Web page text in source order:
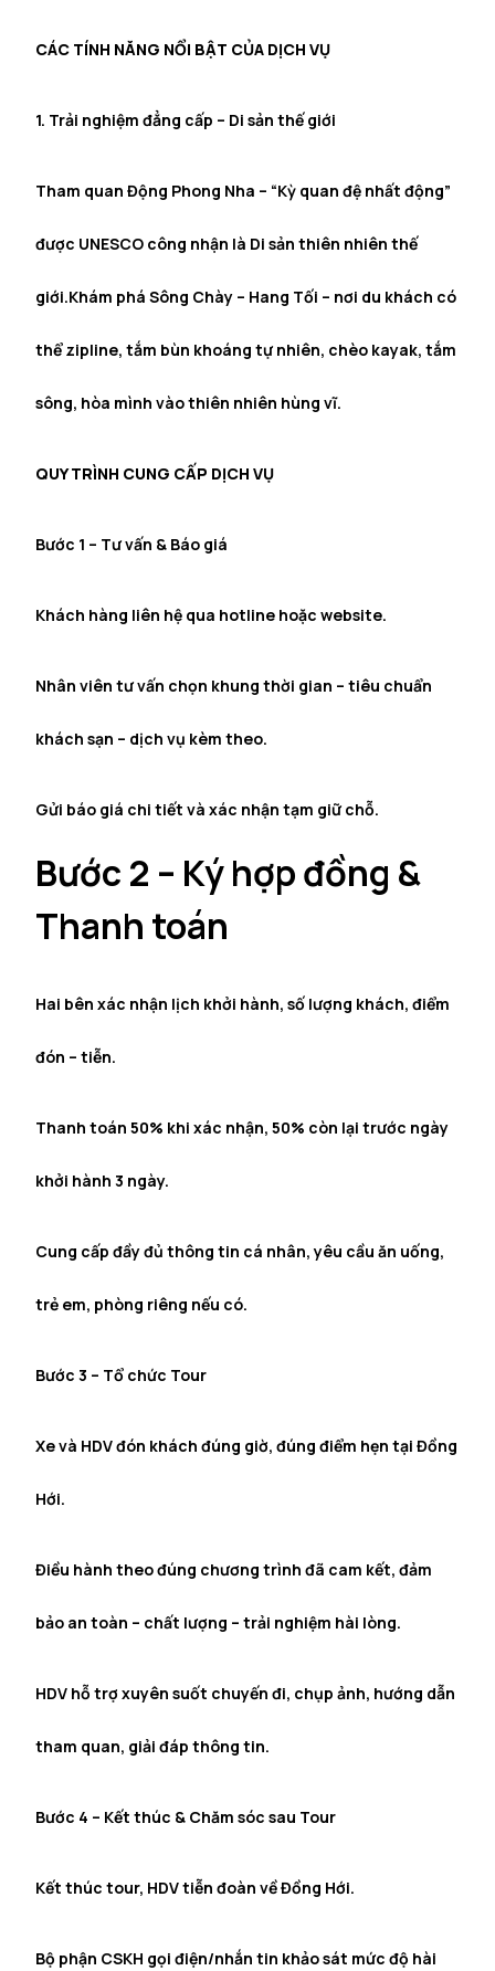
CÁC TÍNH NĂNG NỔI BẬT CỦA DỊCH VỤ
1. Trải nghiệm đẳng cấp – Di sản thế giới
Tham quan Động Phong Nha – “Kỳ quan đệ nhất động”
được UNESCO công nhận là Di sản thiên nhiên thế
giới.Khám phá Sông Chày – Hang Tối – nơi du khách có
thể zipline, tắm bùn khoáng tự nhiên, chèo kayak, tắm
sông, hòa mình vào thiên nhiên hùng vĩ.
QUY TRÌNH CUNG CẤP DỊCH VỤ
Bước 1 – Tư vấn & Báo giá
Khách hàng liên hệ qua hotline hoặc website.
Nhân viên tư vấn chọn khung thời gian – tiêu chuẩn
khách sạn – dịch vụ kèm theo.
Gửi báo giá chi tiết và xác nhận tạm giữ chỗ.
Bước 2 – Ký hợp đồng &
Thanh toán
Hai bên xác nhận lịch khởi hành, số lượng khách, điểm
đón – tiễn.
Thanh toán 50% khi xác nhận, 50% còn lại trước ngày
khởi hành 3 ngày.
Cung cấp đầy đủ thông tin cá nhân, yêu cầu ăn uống,
trẻ em, phòng riêng nếu có.
Bước 3 – Tổ chức Tour
Xe và HDV đón khách đúng giờ, đúng điểm hẹn tại Đồng
Hới.
Điều hành theo đúng chương trình đã cam kết, đảm
bảo an toàn – chất lượng – trải nghiệm hài lòng.
HDV hỗ trợ xuyên suốt chuyến đi, chụp ảnh, hướng dẫn
tham quan, giải đáp thông tin.
Bước 4 – Kết thúc & Chăm sóc sau Tour
Kết thúc tour, HDV tiễn đoàn về Đồng Hới.
Bộ phận CSKH gọi điện/nhắn tin khảo sát mức độ hài